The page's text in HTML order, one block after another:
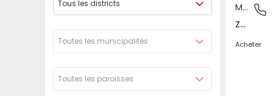
Tous les districts
Toutes les municipalités
Toutes les paroisses
Maison de Ville
Zebreira e Segura, Castelo Branco
Acheter